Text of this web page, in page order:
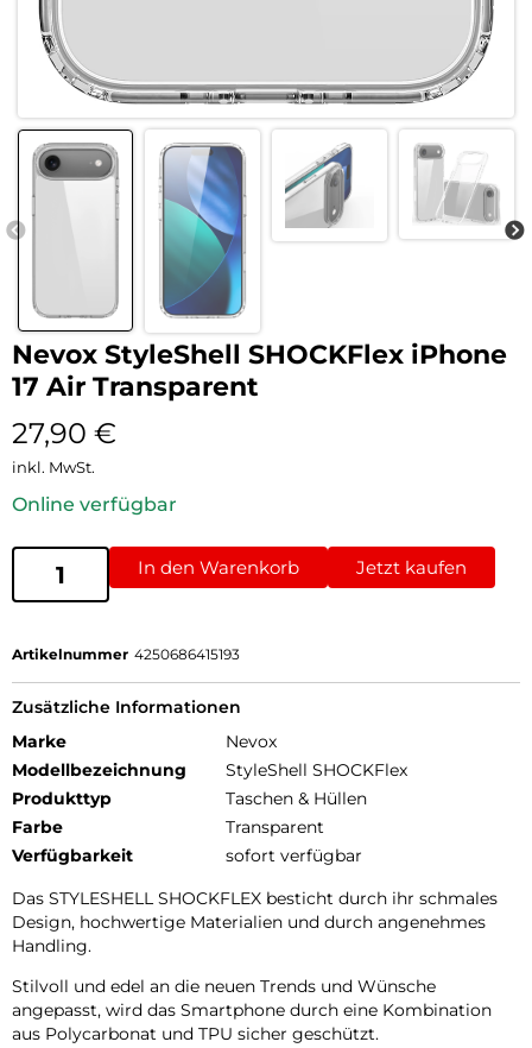
Nevox StyleShell SHOCKFlex iPhone
17 Air Transparent
27,90 €
inkl. MwSt.
Online verfügbar
In den Warenkorb Jetzt kaufen
Artikelnummer 4250686415193
Zusätzliche Informationen
Marke
Nevox
Modellbezeichnung
StyleShell SHOCKFlex
Produkttyp
Taschen & Hüllen
Farbe
Transparent
Verfügbarkeit
sofort verfügbar
Das STYLESHELL SHOCKFLEX besticht durch ihr schmales
Design, hochwertige Materialien und durch angenehmes
Handling.
Stilvoll und edel an die neuen Trends und Wünsche
angepasst, wird das Smartphone durch eine Kombination
aus Polycarbonat und TPU sicher geschützt.